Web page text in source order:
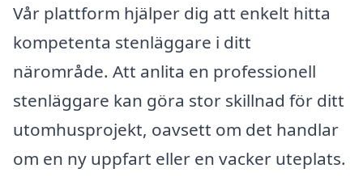
Vår plattform hjälper dig att enkelt hitta
kompetenta stenläggare i ditt
närområde. Att anlita en professionell
stenläggare kan göra stor skillnad för ditt
utomhusprojekt, oavsett om det handlar
om en ny uppfart eller en vacker uteplats.